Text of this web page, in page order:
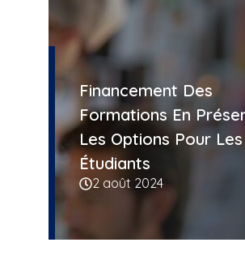
Financement Des
Formations En
Les Options Pour Les
Étudiants
2 août 2024